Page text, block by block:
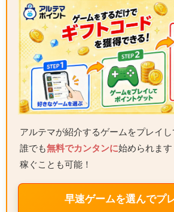
アルテマが紹介するゲームをプレイし
誰でも無料でカンタンに始められま
稼ぐことも可能！
早速ゲームを選んでプ